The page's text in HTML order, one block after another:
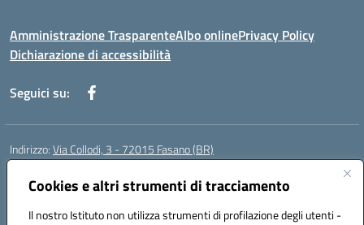
Cookies e altri strumenti di tracciamento
Il nostro Istituto non utilizza strumenti di profilazione degli utenti -
Amministrazione TrasparenteAlbo onlinePrivacy Policy
Dichiarazione di accessibilità
Seguici su:
Indirizzo:Via Collodi, 3 - 72015 Fasano (BR)
Centralino:
Posta elettronica certificata (PEC):bric839004@pec.istruzione.it
Codice fiscale: 90059320748